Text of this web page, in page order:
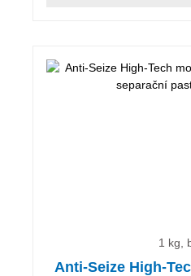
1 kg,
Anti-Seize High-